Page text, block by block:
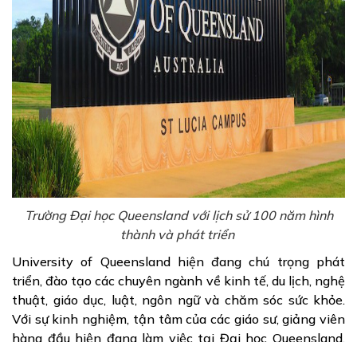
Trường Đại học Queensland với lịch sử 100 năm hình
thành và phát triển
University of Queensland hiện đang chú trọng phát
triển, đào tạo các chuyên ngành về kinh tế, du lịch, nghệ
thuật, giáo dục, luật, ngôn ngữ và chăm sóc sức khỏe.
Với sự kinh nghiệm, tận tâm của các giáo sư, giảng viên
hàng đầu hiện đang làm việc tại Đại học Queensland,